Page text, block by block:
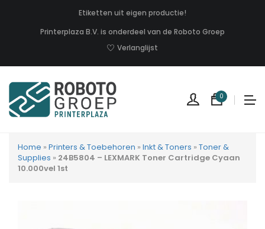
Etiketten uit eigen productie!
Printerplaza B.V. is onderdeel van de Roboto Groep
Verlanglijst
0
Home » Printers & Toebehoren » Inkt & Toners » Toner &
Supplies » 24B5804 – LEXMARK Toner Cartridge Cyaan
10.000vel 1st